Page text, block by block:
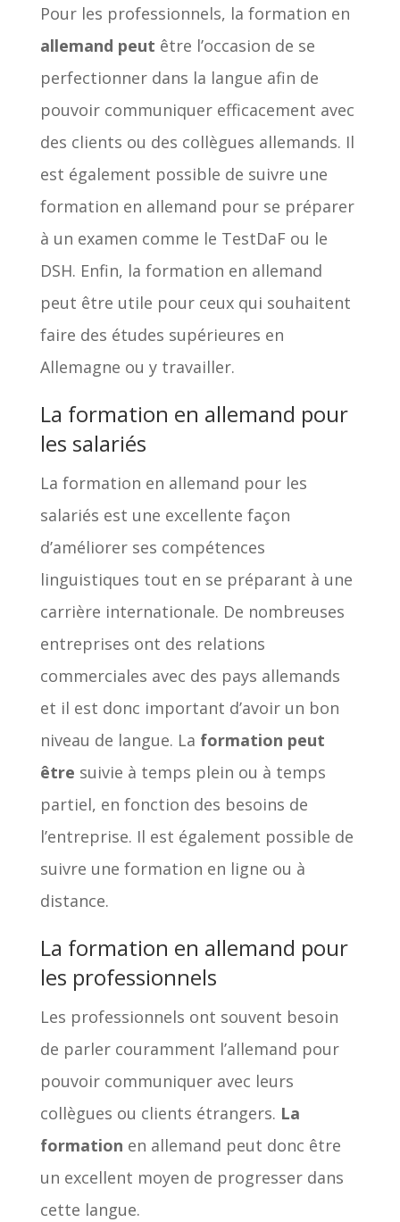
Pour les professionnels, la formation en
allemand peut être l’occasion de se
perfectionner dans la langue afin de
pouvoir communiquer efficacement avec
des clients ou des collègues allemands. Il
est également possible de suivre une
formation en allemand pour se préparer
à un examen comme le TestDaF ou le
DSH. Enfin, la formation en allemand
peut être utile pour ceux qui souhaitent
faire des études supérieures en
Allemagne ou y travailler.
La formation en allemand pour
les salariés
La formation en allemand pour les
salariés est une excellente façon
d’améliorer ses compétences
linguistiques tout en se préparant à une
carrière internationale. De nombreuses
entreprises ont des relations
commerciales avec des pays allemands
et il est donc important d’avoir un bon
niveau de langue. La formation peut
être suivie à temps plein ou à temps
partiel, en fonction des besoins de
l’entreprise. Il est également possible de
suivre une formation en ligne ou à
distance.
La formation en allemand pour
les professionnels
Les professionnels ont souvent besoin
de parler couramment l’allemand pour
pouvoir communiquer avec leurs
collègues ou clients étrangers. La
formation en allemand peut donc être
un excellent moyen de progresser dans
cette langue.